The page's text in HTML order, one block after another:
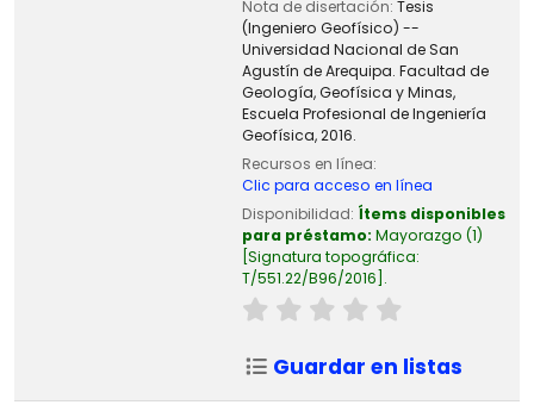
Nota de disertación: Tesis
(Ingeniero Geofísico) --
Universidad Nacional de San
Agustín de Arequipa. Facultad de
Geología, Geofísica y Minas,
Escuela Profesional de Ingeniería
Geofísica, 2016.
Recursos en línea:
Clic para acceso en línea
Disponibilidad: Ítems disponibles
para préstamo: Mayorazgo (1)
Signatura topográfica:
T/551.22/B96/2016 .
Guardar en listas